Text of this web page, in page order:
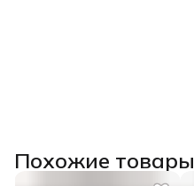
Похожие товары